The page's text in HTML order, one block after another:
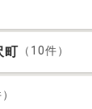
町 （10件）